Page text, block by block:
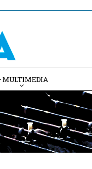
MULTIMEDIA